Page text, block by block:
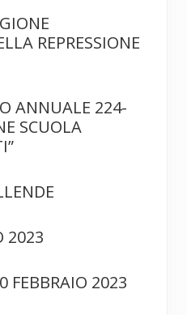
REPRESSIONE
ANNUALE 224-
SCUOLA
2023
FEBBRAIO 2023